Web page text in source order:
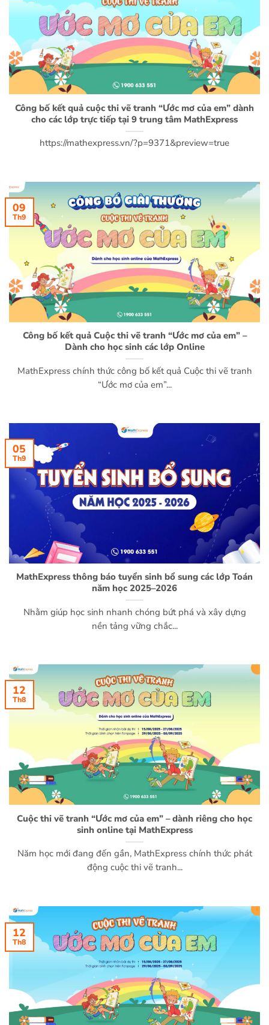
Công bố kết quả cuộc thi vẽ tranh “Ước mơ của em” dành
cho các lớp trực tiếp tại 9 trung tâm MathExpress
https://mathexpress.vn/?p=9371&preview=true
Công bố kết quả Cuộc thi vẽ tranh “Ước mơ của em” –
Dành cho học sinh các lớp Online
MathExpress chính thức công bố kết quả Cuộc thi vẽ tranh
“Ước mơ của em”...
09
Th9
MathExpress thông báo tuyển sinh bổ sung các lớp Toán
năm học 2025–2026
Nhằm giúp học sinh nhanh chóng bứt phá và xây dựng
nền tảng vững chắc...
05
Th9
Cuộc thi vẽ tranh “Ước mơ của em” – dành riêng cho học
sinh online tại MathExpress
Năm học mới đang đến gần, MathExpress chính thức phát
động cuộc thi vẽ tranh...
12
Th8
12
Th8